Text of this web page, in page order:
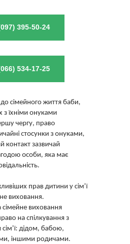
395-50-24
534-17-25
сімейного життя баби,
з їхніми онуками
чергу, право
стосунки з онуками,
контакт зазвичай
особи, яка має
прав дитини у сім’ї
виховання.
виховання
на спілкування з
дідом, бабою,
іншими родичами.